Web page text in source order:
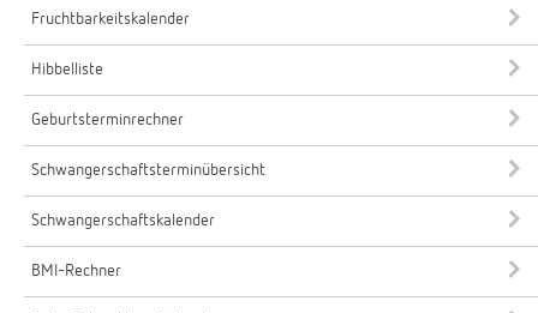
Fruchtbarkeitskalender
Hibbelliste
Geburtsterminrechner
Schwangerschaftsterminübersicht
Schwangerschaftskalender
BMI-Rechner